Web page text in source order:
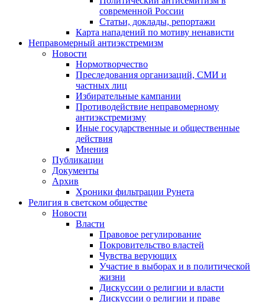
современной России
Статьи, доклады, репортажи
Карта нападений по мотиву ненависти
Неправомерный антиэкстремизм
Новости
Нормотворчество
Преследования организаций, СМИ и
частных лиц
Избирательные кампании
Противодействие неправомерному
антиэкстремизму
Иные государственные и общественные
действия
Мнения
Публикации
Документы
Архив
Хроники фильтрации Рунета
Религия в светском обществе
Новости
Власти
Правовое регулирование
Покровительство властей
Чувства верующих
Участие в выборах и в политической
жизни
Дискуссии о религии и власти
Дискуссии о религии и праве